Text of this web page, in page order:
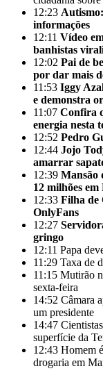
12:23
informações
12:11 Vídeo
banhistas
12:02 Pai de
por dar mais
11:53 Iggy
e demonstra
11:07 Confira
energia nesta
12:52 Pedro
12:44 Jojo
amarrar
12:39 Mansão
12 milhões
12:33 Filha de
OnlyFans
12:27
gringo
12:11 Papa
11:29 Taxa de
11:15 Mutirão
sexta-feira
14:52 Câmara
um presidente
14:47
superfície da
12:43 Homem
drogaria em